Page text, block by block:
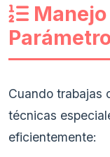
Cuando trabajas
técnicas
eficientemente: